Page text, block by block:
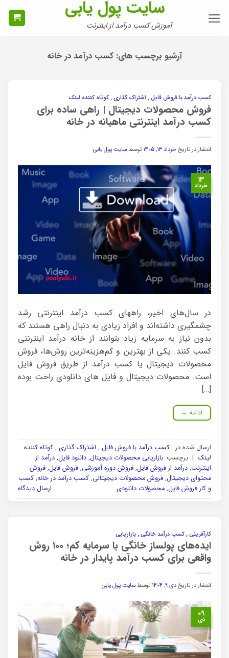
سایت پول یابی
آموزش کسب درآمد از اینترنت
آرشیو برچسب های: کسب درآمد در خانه
کسب درآمد با فروش فایل , اشتراک گذاری , کوتاه کننده لینک
فروش محصولات دیجیتال | راهی ساده برای
کسب درآمد اینترنتی ماهیانه در خانه
انتشار در تاریخخرداد ۱۳, ۱۴۰۵ توسط سایت پول یابی
۱۳
خرداد
در سال‌های اخیر، راههای کسب درآمد اینترنتی رشد
چشمگیری داشته‌اند و افراد زیادی به دنبال راهی هستند که
بدون نیاز به سرمایه زیاد بتوانند از خانه درآمد اینترنتی
کسب کنند. یکی از بهترین و کم‌هزینه‌ترین روش‌ها، فروش
محصولات دیجیتال یا کسب درآمد از طریق فروش فایل
است. محصولات دیجیتال و فایل های دانلودی راحت بوده
[…]
ادامه →
ارسال شده در : کسب درآمد با فروش فایل , اشتراک گذاری , کوتاه کننده
لینک | برچسب: بازاریابی محصولات دیجیتال, دانلود فایل, درآمد از
اینترنت, درآمد از فروش فایل, فروش دوره آموزشی, فروش فایل, فروش
محتوای دیجیتال, فروش محصولات دیجیتالی, کسب درآمد در خانه, کسب
و کار فروش فایل, محصولات دانلودی ارسال دیدگاه
کارآفرینی , کسب درآمد خانگی , بازاریابی
ایده‌های پولساز خانگی با سرمایه کم؛ ۱۰۰ روش
واقعی برای کسب درآمد پایدار در خانه
انتشار در تاریخدی ۹, ۱۴۰۴ توسط سایت پول یابی
۰۹
دی